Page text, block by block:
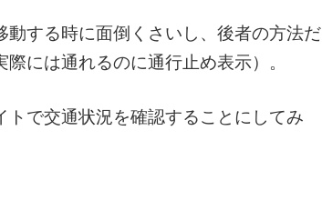
する時に面倒くさいし、後者の方法だ
には通れるのに通行止め表示）。
トで交通状況を確認することにしてみ